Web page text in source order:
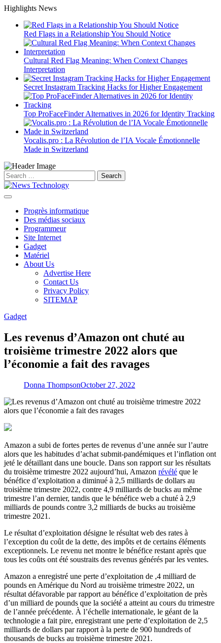
Skip
content
Highlights News
Red Flags in a Relationship You Should Notice
Cultural Red Flag Meaning: When Context Changes
Interpretation
Secret Instagram Tracking Hacks for Higher Engagement
Top ProFaceFinder Alternatives in 2026 for Identity Tracking
Vocalis.pro : La Révolution de l’IA Vocale Émotionnelle
Made in Switzerland
Search
for:
Progrès informatique
Des médias sociaux
Programmeur
Site Internet
Gadget
Matériel
About Us
Advertise Here
Contact Us
Privacy Policy
SITEMAP
Gadget
Les revenus d’Amazon ont chuté au
troisième trimestre 2022 alors que
l’économie a fait des ravages
Donna ThompsonOctober 27, 2022
Amazon a subi de fortes pertes de revenus d’une année sur l’autre
alors que les habitudes d’achat submit-pandémiques et l’inflation ont
jeté le détaillant dans une boucle. Dans son rapport sur les résultats
du troisième trimestre 2022 aujourd’hui, Amazon révélé que le
bénéfice d’exploitation a diminué à 2,5 milliards de dollars au
troisième trimestre 2022, contre 4,9 milliards de bucks au même
trimestre l’an dernier, tandis que le bénéfice web a chuté à 2,9
milliards de pounds contre 3,2 milliards de bucks au troisième
trimestre 2021.
Le résultat d’exploitation désigne le résultat web des rates à
l’exception du coût de la dette, des impôts et de certains éléments
exceptionnels. Le revenu net montre le bénéfice restant après que
tous les coûts ont été soustraits des revenus générés par les ventes.
Amazon a enregistré une perte d’exploitation de ,4 milliard de
pounds en Amérique du Nord au troisième trimestre 2022, un
résultat défavorable par rapport au bénéfice d’exploitation de près
d’un milliard de pounds que la société a atteint au cours du trimestre
de l’année précédente. À l’échelle internationale, le géant de la
technologie a fait pire, enregistrant une perte d’exploitation de 2,5
milliards de dollars par rapport à la perte de 900 hundreds of
thousands de bucks au troisième trimestre 2021.